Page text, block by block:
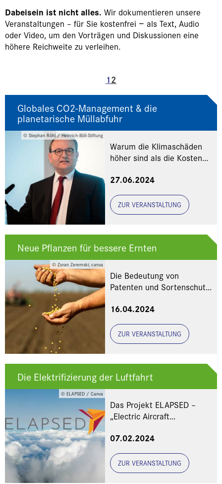
Dabeisein ist nicht alles. Wir dokumentieren unsere
Veranstaltungen – für Sie kostenfrei − als Text, Audio
oder Video, um den Vorträgen und Diskussionen eine
höhere Reichweite zu verleihen.
12
© Stephan Röhl / Heinrich-Böll-Stiftung
Globales CO2-Management & die
planetarische Müllabfuhr
Warum die Klimaschäden
höher sind als die Kosten
27.06.2024
ZUR VERANSTALTUNG
© Zoran Zeremski; canva
Neue Pflanzen für bessere Ernten
Die Bedeutung von
Patenten und Sortenschutz
16.04.2024
ZUR VERANSTALTUNG
© ELAPSED / Canva
Die Elektrifizierung der Luftfahrt
Das Projekt ELAPSED –
„Electric Aircraft
07.02.2024
ZUR VERANSTALTUNG